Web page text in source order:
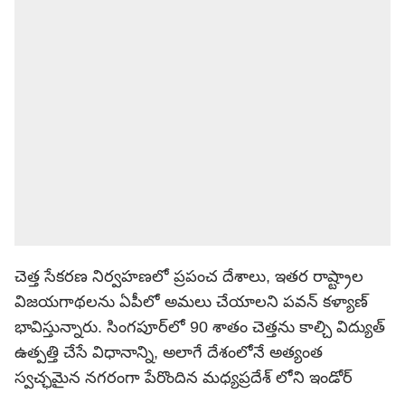
చెత్త సేకరణ నిర్వహణలో ప్రపంచ దేశాలు, ఇతర రాష్ట్రాల
విజయగాథలను ఏపీలో అమలు చేయాలని పవన్ కళ్యాణ్
భావిస్తున్నారు. సింగపూర్‌లో 90 శాతం చెత్తను కాల్చి విద్యుత్
ఉత్పత్తి చేసే విధానాన్ని, అలాగే దేశంలోనే అత్యంత
స్వచ్ఛమైన నగరంగా పేరొందిన మధ్యప్రదేశ్ లోని ఇండోర్